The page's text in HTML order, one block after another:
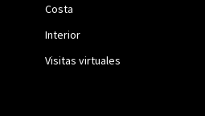
Costa
Interior
Visitas virtuales